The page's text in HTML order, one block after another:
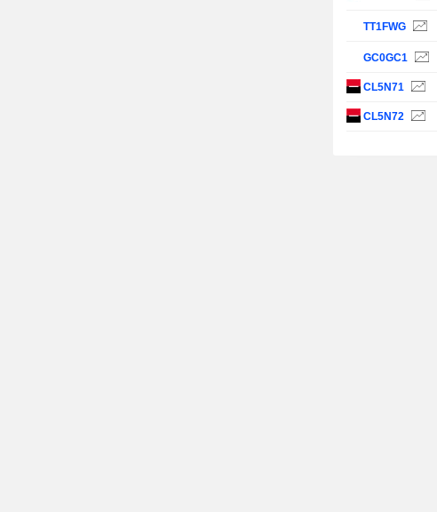
TT1FWG
GC0GC1
CL5N71
CL5N72